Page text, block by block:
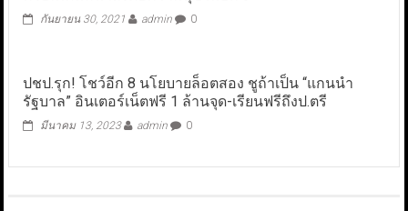
กันยายน 30, 2021 admin 0
ปชป.รุก! โชว์อีก 8 นโยบายล็อตสอง ชูถ้าเป็น “แกนนำ
รัฐบาล” อินเตอร์เน็ตฟรี 1 ล้านจุด-เรียนฟรีถึงป.ตรี
มีนาคม 13, 2023 admin 0